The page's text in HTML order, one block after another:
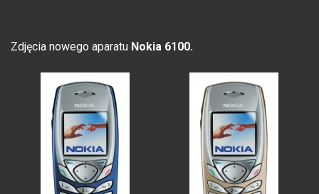
Zdjęcia nowego aparatu Nokia 6100.